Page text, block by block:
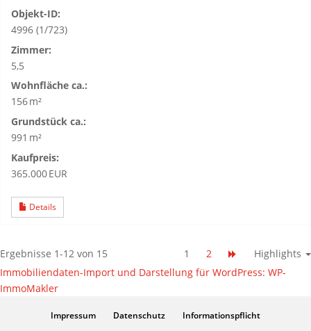
Objekt-ID:
4996 (1/723)
Zimmer:
5,5
Wohnfläche ca.:
156 m²
Grund­stück ca.:
991 m²
Kaufpreis:
365.000 EUR
Details
Ergebnisse 1-12 von 15 1 2
Highlights
Immobiliendaten-Import und Darstellung für WordPress: WP-
ImmoMakler
Impressum Datenschutz Informationspflicht